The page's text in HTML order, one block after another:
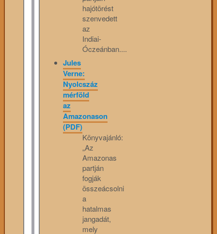
hajótörést
szenvedett
az
Indiai-
Óczeánban....
Jules
Verne:
Nyolcszáz
mérföld
az
Amazonason
(PDF)
Könyvajánló:
„Az
Amazonas
partján
fogják
összeácsolni
a
hatalmas
jangadát,
mely